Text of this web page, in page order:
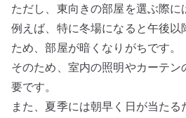
ただし、東向きの部屋を選ぶ際に
例えば、特に冬場になると午後以
ため、部屋が暗くなりがちです。
そのため、室内の照明やカーテ
要です。
また、夏季には朝早く日が当た